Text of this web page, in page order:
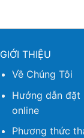
GIỚI THIỆU
Về Chúng Tôi
Hướng dẫn đặt
online
Phương thức